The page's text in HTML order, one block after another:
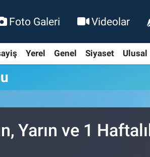
Foto Galeri Videolar
Yerel Genel Siyaset Ulusal
Yarın ve 1